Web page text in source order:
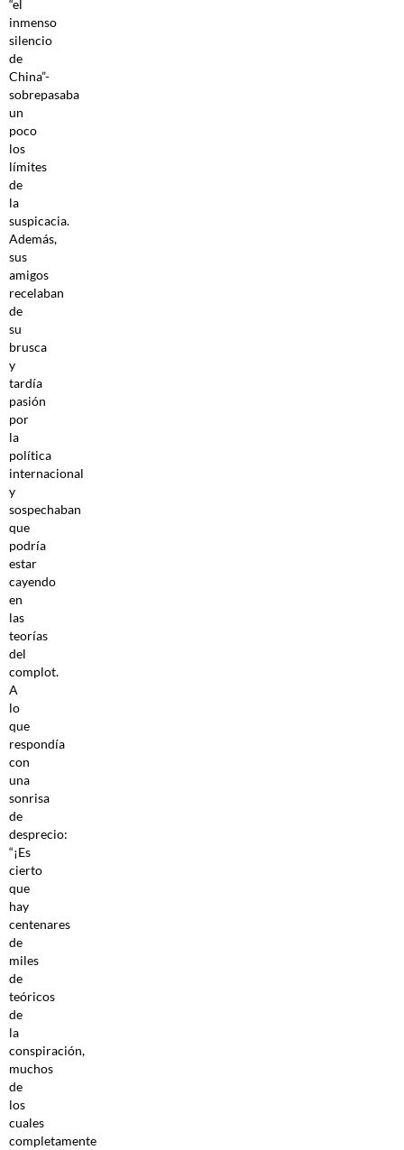
“el
inmenso
silencio
de
China”-
sobrepasaba
un
poco
los
límites
de
la
suspicacia.
Además,
sus
amigos
recelaban
de
su
brusca
y
tardía
pasión
por
la
política
internacional
y
sospechaban
que
podría
estar
cayendo
en
las
teorías
del
complot.
A
lo
que
respondía
con
una
sonrisa
de
desprecio:
“¡Es
cierto
que
hay
centenares
de
miles
de
teóricos
de
la
conspiración,
muchos
de
los
cuales
completamente